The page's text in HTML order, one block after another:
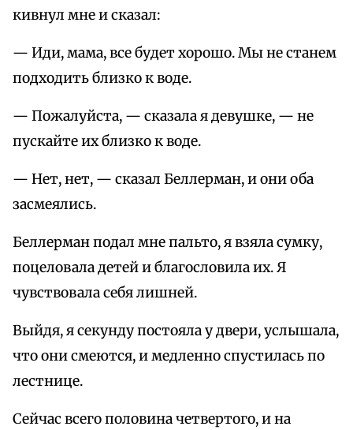
кивнул мне и сказал:
— Иди, мама, все будет хорошо. Мы не станем
подходить близко к воде.
— Пожалуйста, — сказала я девушке, — не
пускайте их близко к воде.
— Нет, нет, — сказал Беллерман, и они оба
засмеялись.
Беллерман подал мне пальто, я взяла сумку,
поцеловала детей и благословила их. Я
чувствовала себя лишней.
Выйдя, я секунду постояла у двери, услышала,
что они смеются, и медленно спустилась по
лестнице.
Сейчас всего половина четвертого, и на